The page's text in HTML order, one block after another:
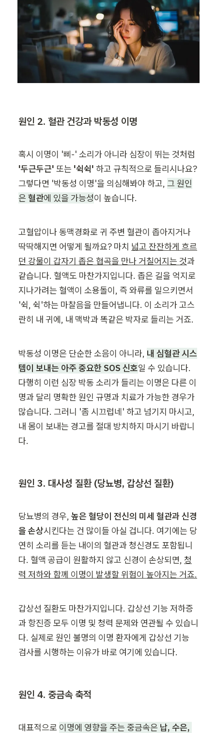
원인 2. 혈관 건강과 박동성 이명
'두근두근' 또는 '쉭쉭' 하고 규칙적으로 들리시나요?
그렇다면 '박동성 이명'을 의심해봐야 하고, 그 원인
은 혈관에 있을 가능성이 높습니다.
고혈압이나 동맥경화로 귀 주변 혈관이 좁아지거나
딱딱해지면 어떻게 될까요? 마치 넓고 잔잔하게 흐르
던 강물이 갑자기 좁은 협곡을 만나 거칠어지는 것과
같습니다. 혈액도 마찬가지입니다. 좁은 길을 억지로
지나가려는 혈액이 소용돌이, 즉 와류를 일으키면서
'쉭, 쉭'하는 마찰음을 만들어냅니다. 이 소리가 고스
란히 내 귀에, 내 맥박과 똑같은 박자로 들리는 거죠.
박동성 이명은 단순한 소음이 아니라, 내 심혈관 시스
템이 보내는 아주 중요한 SOS 신호일 수 있습니다.
다행히 이런 심장 박동 소리가 들리는 이명은 다른 이
명과 달리 명확한 원인 규명과 치료가 가능한 경우가
많습니다. 그러니 '좀 시끄럽네' 하고 넘기지 마시고,
내 몸이 보내는 경고를 절대 방치하지 마시기 바랍니
다.
원인 3. 대사성 질환 (당뇨병, 갑상선 질환)
당뇨병의 경우, 높은 혈당이 전신의 미세 혈관과 신경
을 손상시킨다는 건 많이들 아실 겁니다. 여기에는 당
연히 소리를 듣는 내이의 혈관과 청신경도 포함됩니
다. 혈액 공급이 원활하지 않고 신경이 손상되면, 청
력 저하와 함께 이명이 발생할 위험이 높아지는 거죠.
갑상선 질환도 마찬가지입니다. 갑상선 기능 저하증
과 항진증 모두 이명 및 청력 문제와 연관될 수 있습니
다. 실제로 원인 불명의 이명 환자에게 갑상선 기능
검사를 시행하는 이유가 바로 여기에 있습니다.
원인 4. 중금속 축적
대표적으로 이명에 영향을 주는 중금속은 납, 수은,